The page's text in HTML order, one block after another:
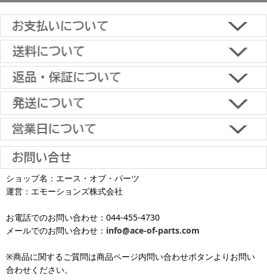
■下記よりお選びいただけます。
クレジットカード決済、代金引換、楽天ペイ、郵便振替、銀行振
込、スコア後払い、コンビニ決済、PayPayオンライン決済
※銀行振り込み・郵便振替・コンビニ決済・PayPayオンライン決済
の場合、ご入金確認後の発送となります。
※一部適用外の地域や商品がありますのでご了承ください。
※お届け先が異なる場合は別途お届け先分の送料がかかります。
沖縄へのお届けは、送料とは別に地域料金が発生します。サイズに
より金額が異なるので、詳しい料金については
となります（当日・土日祝日出荷不可）
【返品・キャンセルについて】
原則として返品は受け付けておりません。
金具に関しては、条件を満たしている場合は返品をお受けいたしま
す。
【初期不良・保証について】
商品到着後1週間以内であれば、初期不良の受け付けを行います。
返品対応の詳細、各種保証については
をご覧ください。
土日祝日も当日出荷いたします
■お届けについて
お届け日のご指定がない場合は、最短出荷・最短到着で発送いたし
ます。
平日は15時・土曜は11時・日曜祝日は10時までのご注文で当日出荷
が可能です。
済・代引決済のみ当日出荷が可能です。
※クレジットカード・代引き決済以外のお支払方法を選択されてい
土 日 祝日も
発送しています
※出荷休業日を除く
ショップ名：エース・オブ・パーツ
運営：エモーションズ株式会社
お電話でのお問い合わせ：044-455-4730
メールでのお問い合わせ： info@ace-of-parts.com
※商品に関するご質問は商品ページ内問い合わせボタンよりお問い
合わせください。